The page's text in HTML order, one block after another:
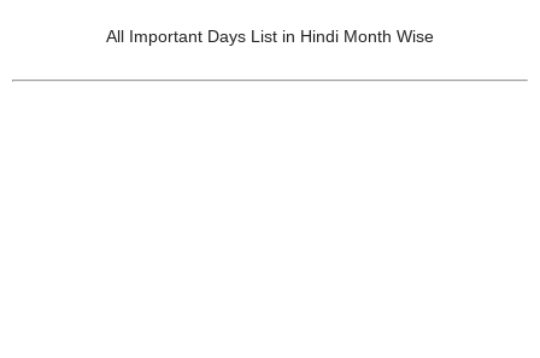
All Important Days List in Hindi Month Wise